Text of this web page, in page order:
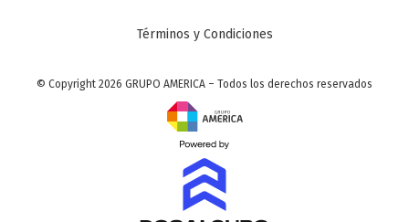
Términos y Condiciones
© Copyright 2026 GRUPO AMERICA – Todos los derechos reservados